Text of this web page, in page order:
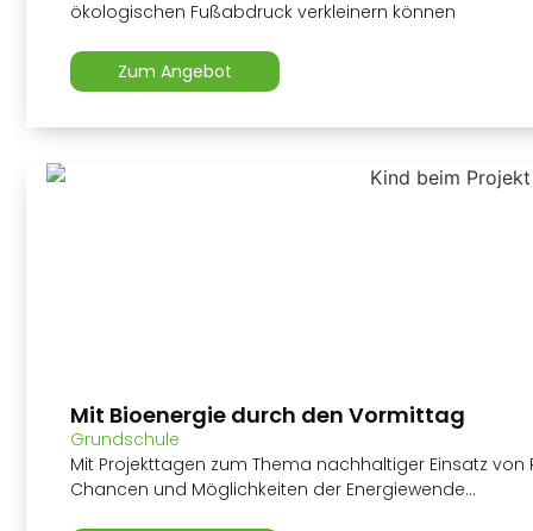
ökologischen Fußabdruck verkleinern können
Zum Angebot
Mit Bioenergie durch den Vormittag
Grundschule
Mit Projekttagen zum Thema nachhaltiger Einsatz
Chancen und Möglichkeiten der Energiewende...